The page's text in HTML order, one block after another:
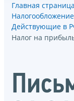
Главная страница
Действующие в
Налог на